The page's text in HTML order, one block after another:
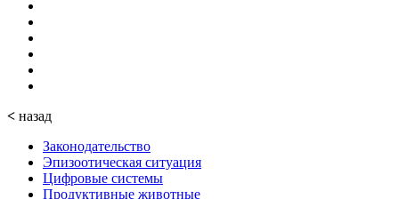
< назад
Законодательство
Эпизоотическая ситуация
Цифровые системы
Продуктивные животные